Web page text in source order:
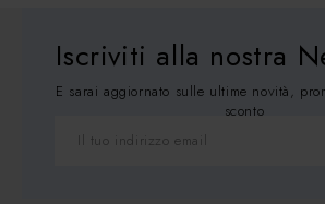
Iscriviti alla nostra
E sarai aggiornato sulle ultime novità,
sconto